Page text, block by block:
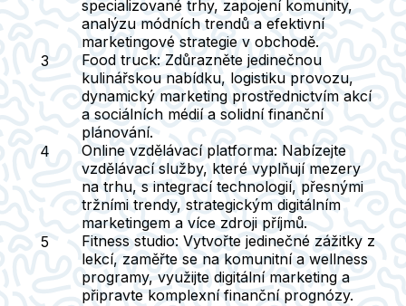
specializované trhy, zapojení komunity,
analýzu módních trendů a efektivní
marketingové strategie v obchodě.
Food truck: Zdůrazněte jedinečnou
kulinářskou nabídku, logistiku provozu,
dynamický marketing prostřednictvím akcí
a sociálních médií a solidní finanční
plánování.
Online vzdělávací platforma: Nabízejte
vzdělávací služby, které vyplňují mezery
na trhu, s integrací technologií, přesnými
tržními trendy, strategickým digitálním
marketingem a více zdroji příjmů.
Fitness studio: Vytvořte jedinečné zážitky z
lekcí, zaměřte se na komunitní a wellness
programy, využijte digitální marketing a
připravte komplexní finanční prognózy.